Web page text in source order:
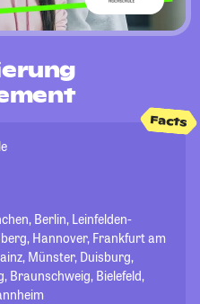
Facts
Berlin, Leinfelden-
Hannover, Frankfurt am
Münster, Duisburg,
Braunschweig, Bielefeld,